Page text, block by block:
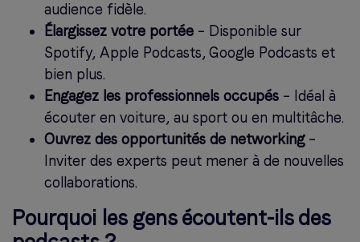
audience fidèle.
Élargissez votre portée – Disponible sur
Spotify, Apple Podcasts, Google Podcasts et
bien plus.
Engagez les professionnels occupés – Idéal à
écouter en voiture, au sport ou en multitâche.
Ouvrez des opportunités de networking–
Inviter des experts peut mener à de nouvelles
collaborations.
Pourquoi les gens écoutent-ils des